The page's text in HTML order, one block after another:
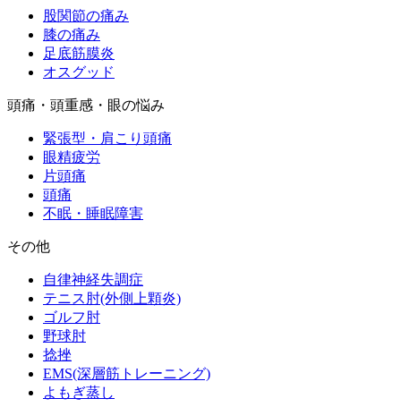
股関節の痛み
膝の痛み
足底筋膜炎
オスグッド
頭痛・頭重感・眼の悩み
緊張型・肩こり頭痛
眼精疲労
片頭痛
頭痛
不眠・睡眠障害
その他
自律神経失調症
テニス肘(外側上顆炎)
ゴルフ肘
野球肘
捻挫
EMS(深層筋トレーニング)
よもぎ蒸し